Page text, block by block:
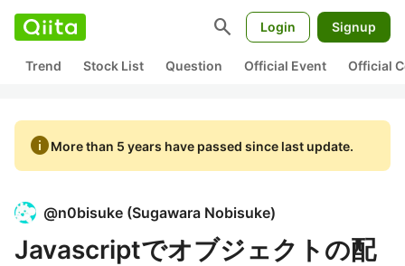
search Login Signup
Trend Stock List Question Official Event Official
infoMore than 5 years have passed since last update.
@n0bisuke (Sugawara Nobisuke)
Javascriptでオブジェクトの配